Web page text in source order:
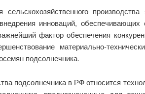
инноваций,
фактор обеспечения
материально-
подсолнечника.
подсолнечника в РФ относится